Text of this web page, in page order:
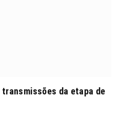
da etapa de